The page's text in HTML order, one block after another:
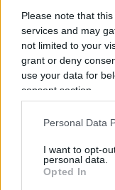
Please note that
services and may
not limited to your
grant or deny
use your data for
consent section.
Personal Data
I want to opt-
personal data.
Opted In
Un
sulle
Uno dei punti
un sistema di
interruzioni nel
funzionamento